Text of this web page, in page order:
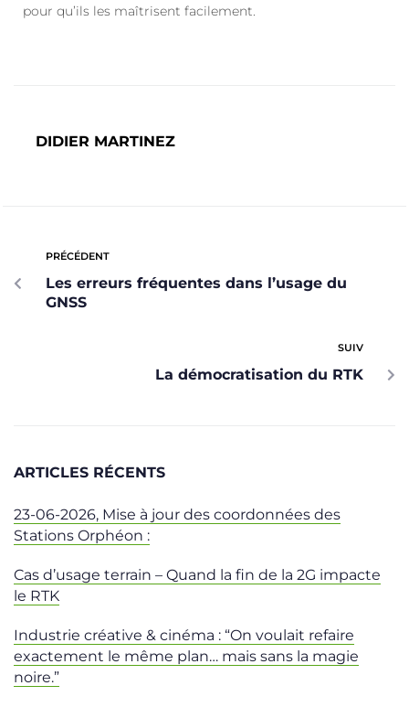
pour qu’ils les maîtrisent facilement.
DIDIER MARTINEZ
PRÉCÉDENT
Les erreurs fréquentes dans l’usage du
GNSS
SUIV
La démocratisation du RTK
ARTICLES RÉCENTS
23-06-2026, Mise à jour des coordonnées des
Stations Orphéon :
Cas d’usage terrain – Quand la fin de la 2G impacte
le RTK
Industrie créative & cinéma : “On voulait refaire
exactement le même plan… mais sans la magie
noire.”